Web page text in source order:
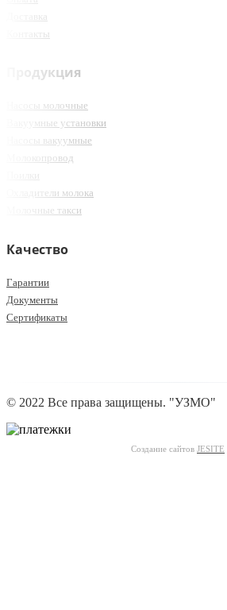
Доставка
Контакты
Продукция
Насосы молочные
Вакуумные установки
Насосы вакуумные
Молокопровод
Охладители молока
Молочные такси
Качество
Гарантии
Документы
Сертификаты
© 2022 Все права защищены. "УЗМО"
Создание сайтов JESITE